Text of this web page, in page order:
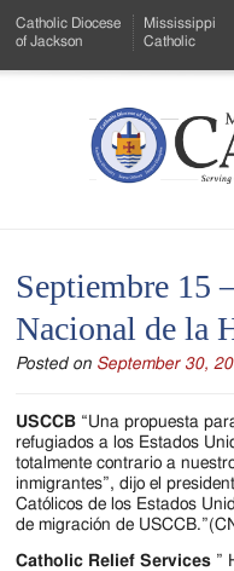
to
Menu
Content
Catholic Diocese
of Jackson
Mississippi
Catholic
Serving
Catholics
of
the
Diocese
of
Jackson
Septiembre 15
Nacional de la
Posted on September 30,
USCCB “Una propuesta
refugiados a los Estados
totalmente contrario a
inmigrantes”, dijo el
Católicos de los Estados
de migración de
Catholic Relief Services ”